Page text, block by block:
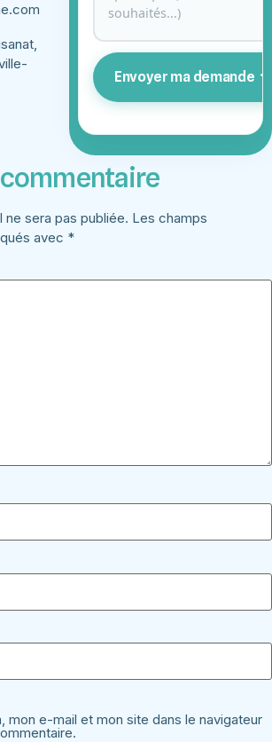
Envoyer ma demande
sera pas publiée. Les champs
avec *
mon e-mail et mon site dans le navigateur